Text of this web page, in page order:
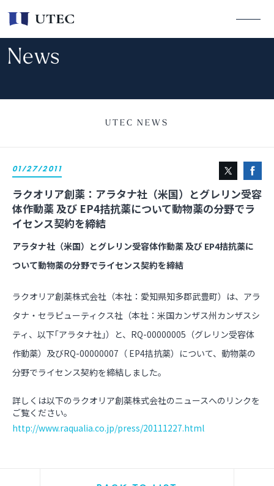
News
UTEC NEWS
01/27/2011
ラクオリア創薬：アラタナ社（米国）とグレリン受容
体作動薬 及び EP4拮抗薬について動物薬の分野でラ
イセンス契約を締結
アラタナ社（米国）とグレリン受容体作動薬 及び EP4拮抗薬に
ついて動物薬の分野でライセンス契約を締結
ラクオリア創薬株式会社（本社：愛知県知多郡武豊町）は、アラ
タナ・セラピューティクス社（本社：米国カンザス州カンザスシ
ティ、以下｢アラタナ社｣）と、RQ-00000005（グレリン受容体
作動薬）及びRQ-00000007（ EP4拮抗薬）について、動物薬の
分野でライセンス契約を締結しました。
詳しくは以下のラクオリア創薬株式会社のニュースへのリンクを
ご覧ください。
http://www.raqualia.co.jp/press/20111227.html